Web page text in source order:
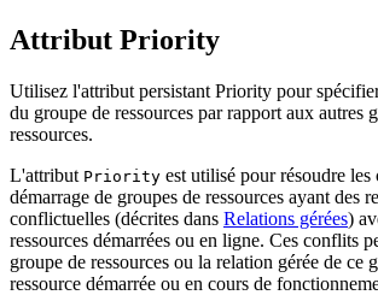
Attribut Priority
Utilisez l'attribut persistant Priority pour
du groupe de ressources par rapport aux autres
ressources.
L'attribut Priority est utilisé pour résoudre
démarrage de groupes de ressources ayant des
conflictuelles (décrites dans Relations gérées)
ressources démarrées ou en ligne. Ces conflits
groupe de ressources ou la relation gérée de ce
ressource démarrée ou en cours de